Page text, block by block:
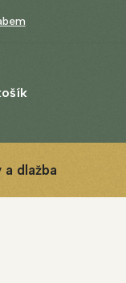
a dlažba